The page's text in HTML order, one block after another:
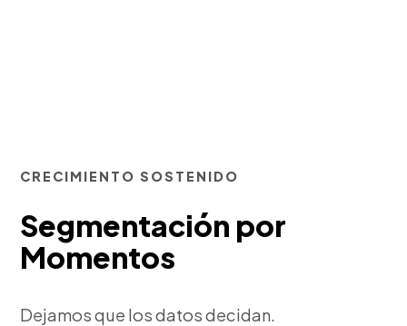
CRECIMIENTO SOSTENIDO
Segmentación por
Momentos
Dejamos que los datos decidan.